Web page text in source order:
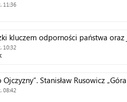
11:36
kluczem odporności państwa oraz
10:32
Stanisław Rusowicz
08:42